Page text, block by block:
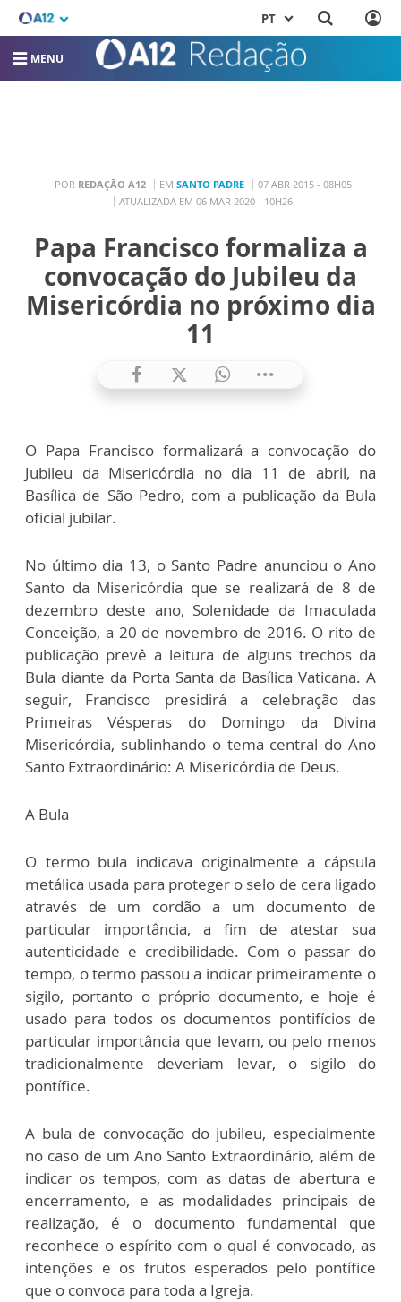
PT
MENU
POR REDAÇÃO A12 EM SANTO PADRE
07 ABR 2015 - 08H05
ATUALIZADA EM 06 MAR 2020 - 10H26
Papa Francisco formaliza a
convocação do Jubileu da
Misericórdia no próximo dia
11
O Papa Francisco formalizará a convocação do
Jubileu da Misericórdia no dia 11 de abril, na
Basílica de São Pedro, com a publicação da Bula
oficial jubilar.
No último dia 13, o Santo Padre anunciou o Ano
Santo da Misericórdia que se realizará de 8 de
dezembro deste ano, Solenidade da Imaculada
Conceição, a 20 de novembro de 2016. O rito de
publicação prevê a leitura de alguns trechos da
Bula diante da Porta Santa da Basílica Vaticana. A
seguir, Francisco presidirá a celebração das
Primeiras Vésperas do Domingo da Divina
Misericórdia, sublinhando o tema central do Ano
Santo Extraordinário: A Misericórdia de Deus.
A Bula
O termo bula indicava originalmente a cápsula
metálica usada para proteger o selo de cera ligado
através de um cordão a um documento de
particular importância, a fim de atestar sua
autenticidade e credibilidade. Com o passar do
tempo, o termo passou a indicar primeiramente o
sigilo, portanto o próprio documento, e hoje é
usado para todos os documentos pontifícios de
particular importância que levam, ou pelo menos
tradicionalmente deveriam levar, o sigilo do
pontífice.
A bula de convocação do jubileu, especialmente
no caso de um Ano Santo Extraordinário, além de
indicar os tempos, com as datas de abertura e
encerramento, e as modalidades principais de
realização, é o documento fundamental que
reconhece o espírito com o qual é convocado, as
intenções e os frutos esperados pelo pontífice
que o convoca para toda a Igreja.